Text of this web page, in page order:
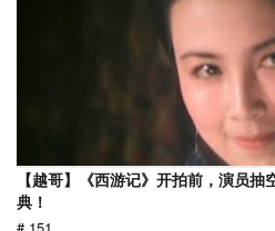
【越哥】《西游记》开拍前，演员
典！